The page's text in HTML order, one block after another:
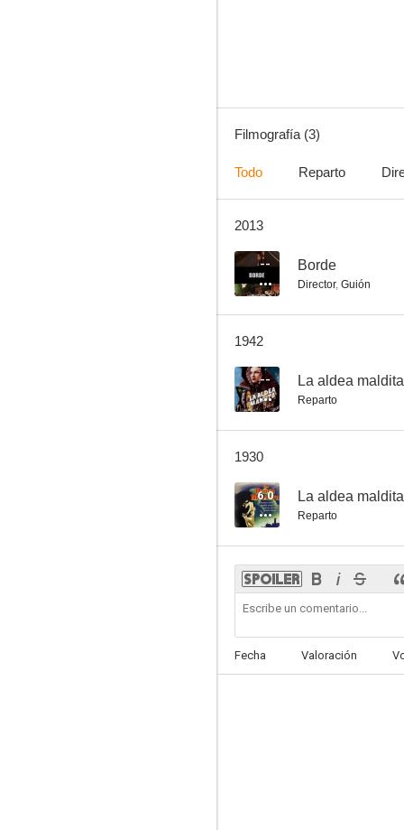
Filmografía (3)
Todo Reparto
2013
-- Borde
Director, Guión
1942
-- La aldea maldita
Reparto
1930
6.0 La aldea maldita
Reparto
Fecha Valoración